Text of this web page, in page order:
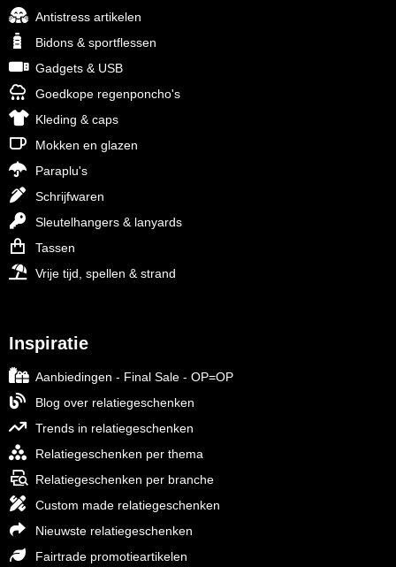
Antistress artikelen
Bidons & sportflessen
Gadgets & USB
Goedkope regenponcho's
Kleding & caps
Mokken en glazen
Paraplu's
Schrijfwaren
Sleutelhangers & lanyards
Tassen
Vrije tijd, spellen & strand
Inspiratie
Aanbiedingen - Final Sale - OP=OP
Blog over relatiegeschenken
Trends in relatiegeschenken
Relatiegeschenken per thema
Relatiegeschenken per branche
Custom made relatiegeschenken
Nieuwste relatiegeschenken
Fairtrade promotieartikelen